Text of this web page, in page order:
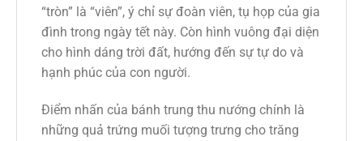
“tròn” là “viên”, ý chỉ sự đoàn viên, tụ họp của gia
đình trong ngày tết này. Còn hình vuông đại diện
cho hình dáng trời đất, hướng đến sự tự do và
hạnh phúc của con người.
Điểm nhấn của bánh trung thu nướng chính là
những quả trứng muối tượng trưng cho trăng